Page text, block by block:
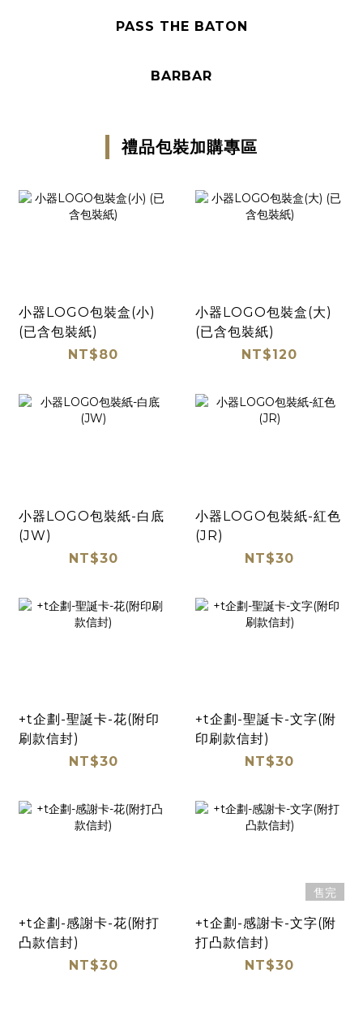
PASS THE BATON
BARBAR
禮品包裝加購專區
小器LOGO包裝盒(小)
(已含包裝紙)
NT$80
小器LOGO包裝盒(大)
(已含包裝紙)
NT$120
小器LOGO包裝紙-白底
(JW)
NT$30
小器LOGO包裝紙-紅色
(JR)
NT$30
+t企劃-聖誕卡-花(附印
刷款信封)
NT$30
+t企劃-聖誕卡-文字(附
印刷款信封)
NT$30
+t企劃-感謝卡-花(附打
凸款信封)
NT$30
售完
+t企劃-感謝卡-文字(附
打凸款信封)
NT$30